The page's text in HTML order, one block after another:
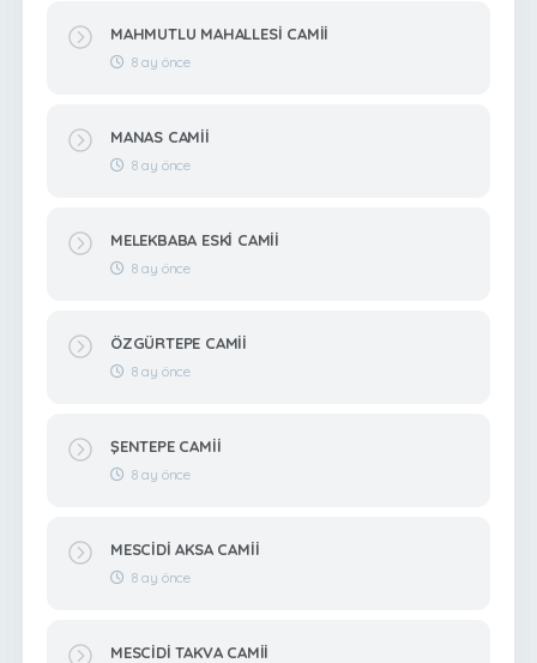
MAHMUTLU MAHALLESİ CAMİİ
8 ay önce
MANAS CAMİİ
8 ay önce
MELEKBABA ESKİ CAMİİ
8 ay önce
ÖZGÜRTEPE CAMİİ
8 ay önce
ŞENTEPE CAMİİ
8 ay önce
MESCİDİ AKSA CAMİİ
8 ay önce
MESCİDİ TAKVA CAMİİ